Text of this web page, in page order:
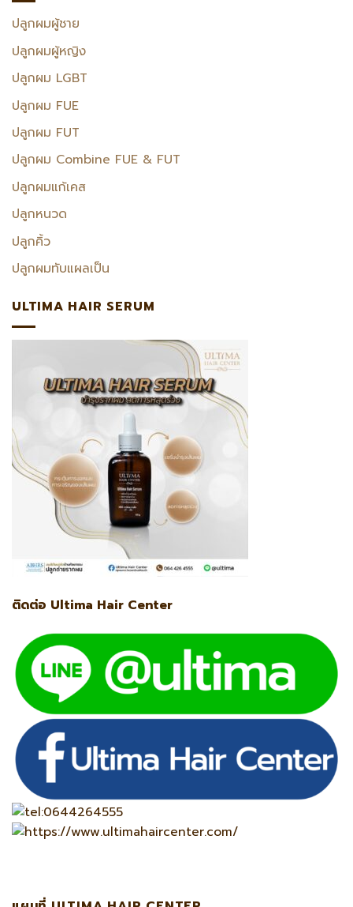
ปลูกผมผู้ชาย
ปลูกผมผู้หญิง
ปลูกผม LGBT
ปลูกผม FUE
ปลูกผม FUT
ปลูกผม Combine FUE & FUT
ปลูกผมแก้เคส
ปลูกหนวด
ปลูกคิ้ว
ปลูกผมทับแผลเป็น
ULTIMA HAIR SERUM
ติดต่อ Ultima Hair Center